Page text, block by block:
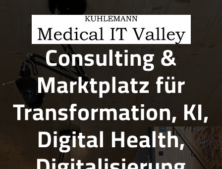
Consulting &
Marktplatz für
Transformation, KI,
Digital Health,